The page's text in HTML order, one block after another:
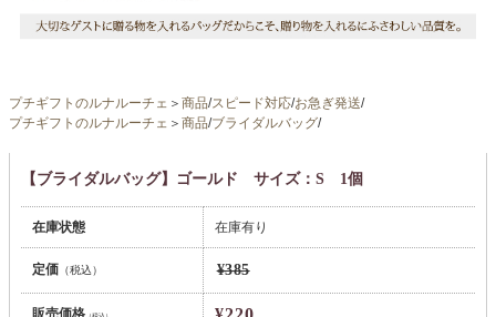
プチギフトのルナルーチェ ＞ 商品/スピード対応/お急ぎ発送/
プチギフトのルナルーチェ ＞ 商品/ブライダルバッグ/
【ブライダルバッグ】ゴールド サイズ：S 1個
在庫状態 在庫有り
定価（税込） ¥385
販売価格